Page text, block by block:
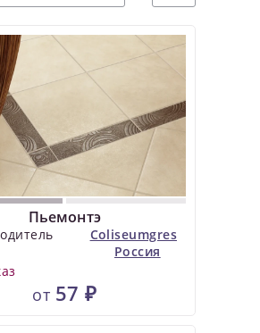
Пьемонтэ
Coliseumgres
Россия
от 57 ₽